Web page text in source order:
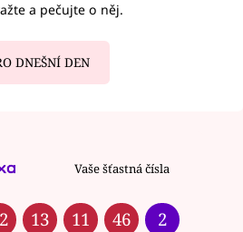
a pečujte o něj.
DNEŠNÍ DEN
Vaše šťastná čísla
13 11 46 2